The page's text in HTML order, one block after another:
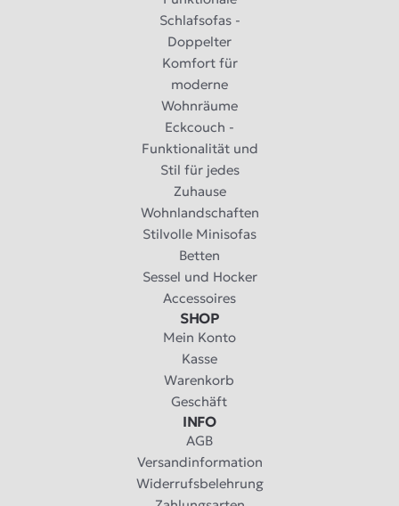
Schlafsofas -
Doppelter
Komfort für
moderne
Wohnräume
Eckcouch -
Funktionalität und
Stil für jedes
Zuhause
Wohnlandschaften
Stilvolle Minisofas
Betten
Sessel und Hocker
Accessoires
SHOP
Mein Konto
Kasse
Warenkorb
Geschäft
INFO
AGB
Versandinformation
Widerrufsbelehrung